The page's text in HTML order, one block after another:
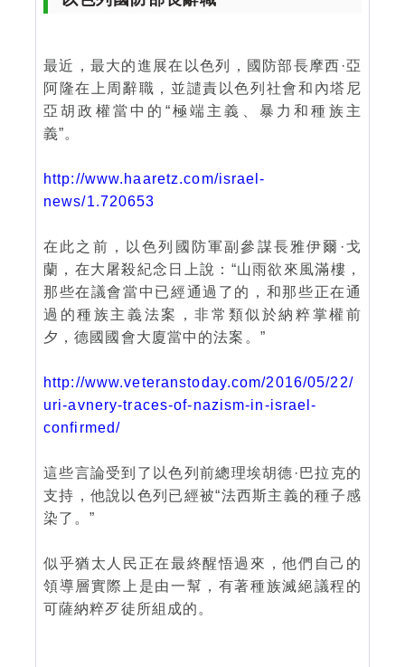
最近，最大的進展在以色列，國防部長摩西·亞
阿隆在上周辭職，並譴責以色列社會和內塔尼
亞胡政權當中的“極端主義、暴力和種族主
義”。
http://www.haaretz.com/israel-
news/1.720653
在此之前，以色列國防軍副參謀長雅伊爾·戈
蘭，在大屠殺紀念日上說：“山雨欲來風滿樓，
那些在議會當中已經通過了的，和那些正在通
過的種族主義法案，非常類似於納粹掌權前
夕，德國國會大廈當中的法案。”
http://www.veteranstoday.com/2016/05/22/
uri-avnery-traces-of-nazism-in-israel-
confirmed/
這些言論受到了以色列前總理埃胡德·巴拉克的
支持，他說以色列已經被“法西斯主義的種子感
染了。”
似乎猶太人民正在最終醒悟過來，他們自己的
領導層實際上是由一幫，有著種族滅絕議程的
可薩納粹歹徒所組成的。